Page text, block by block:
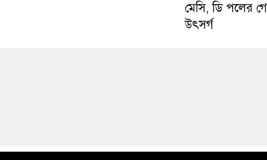
মেসি, ডি পলের
উৎসর্গ